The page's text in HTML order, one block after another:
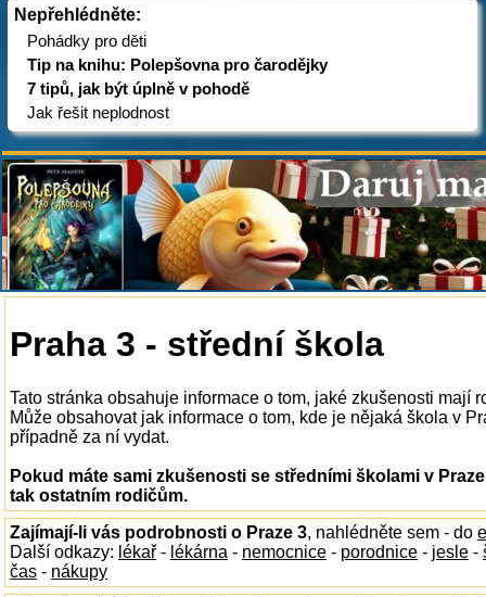
Nepřehlédněte:
Pohádky pro děti
Tip na knihu: Polepšovna pro čarodějky
7 tipů, jak být úplně v pohodě
Jak řešit neplodnost
Praha 3 - střední škola
Tato stránka obsahuje informace o tom, jaké zkušenosti mají
Může obsahovat jak informace o tom, kde je nějaká škola v
případně za ní vydat.
Pokud máte sami zkušenosti se středními školami v
tak ostatním rodičům.
Zajímají-li vás podrobnosti o Praze 3, nahlédněte sem - do
Další odkazy: lékař - lékárna - nemocnice - porodnice - jesle -
čas - nákupy